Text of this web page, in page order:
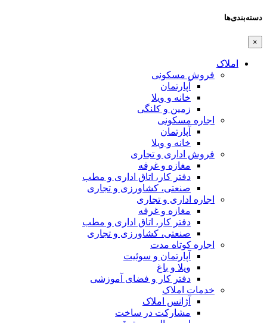
دسته‌بندی‌ها
×
املاک
فروش مسکونی
آپارتمان
خانه و ویلا
زمین و کلنگی
اجاره مسکونی
آپارتمان
خانه و ویلا
فروش اداری و تجاری
مغازه و غرفه
دفتر کار، اتاق اداری و مطب
صنعتی،‌ کشاورزی و تجاری
اجاره اداری و تجاری
مغازه و غرفه
دفتر کار، اتاق اداری و مطب
صنعتی،‌ کشاورزی و تجاری
اجاره کوتاه مدت
آپارتمان و سوئیت
ویلا و باغ
دفتر کار و فضای آموزشی
خدمات املاک
آژانس املاک
مشارکت در ساخت